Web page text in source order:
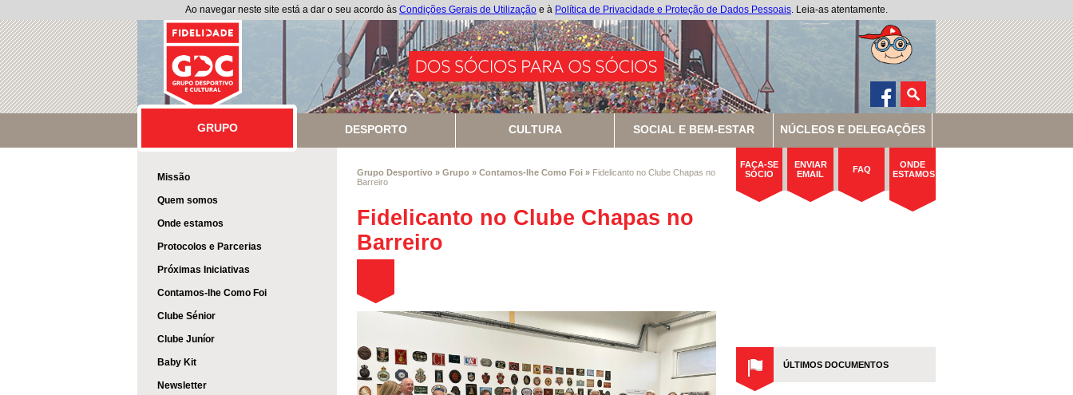
Ao navegar neste site está a dar o seu acordo às Condições Gerais de Utilização e à Política de Privacidade e Proteção de Dados Pessoais. Leia-as atentamente.
GRUPO
GRUPO DESPORTO CULTURA SOCIAL E BEM-ESTAR NÚCLEOS E DELEGAÇÕES
Missão
Quem somos
Onde estamos
Protocolos e Parcerias
Próximas Iniciativas
Contamos-lhe Como Foi
Clube Sénior
Clube Juníor
Baby Kit
Newsletter
Grupo Desportivo » Grupo » Contamos-lhe Como Foi » Fidelicanto no Clube Chapas no
Barreiro
Fidelicanto no Clube Chapas no
Barreiro
FAÇA-SE
SÓCIO
ENVIAR
EMAIL
FAQ
ONDE
ESTAMOS
ÚLTIMOS DOCUMENTOS